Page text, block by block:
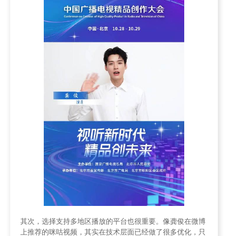
其次，选择支持多地区播放的平台也很重要。像龚俊在微博
上推荐的咪咕视频，其实在技术层面已经做了很多优化，只